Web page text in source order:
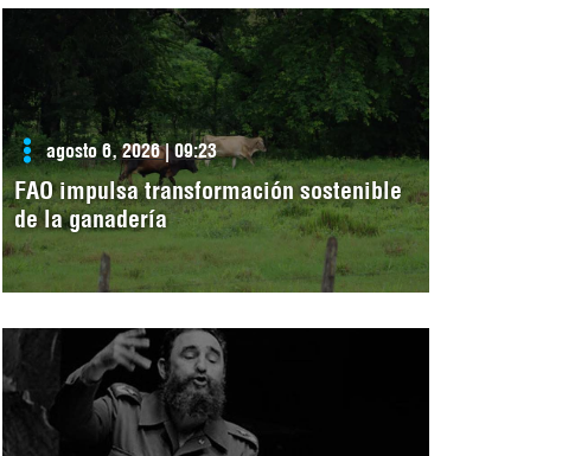
agosto 6, 2026 | 09:23
FAO impulsa transformación sostenible
de la ganadería